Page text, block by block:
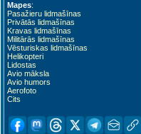
Mapes:
Pasažieru lidmašīnas
Privātās lidmašīnas
Kravas lidmašīnas
Militārās lidmašīnas
Vēsturiskas lidmašīnas
Helikopteri
Lidostas
Avio māksla
Avio humors
Aerofoto
Cits